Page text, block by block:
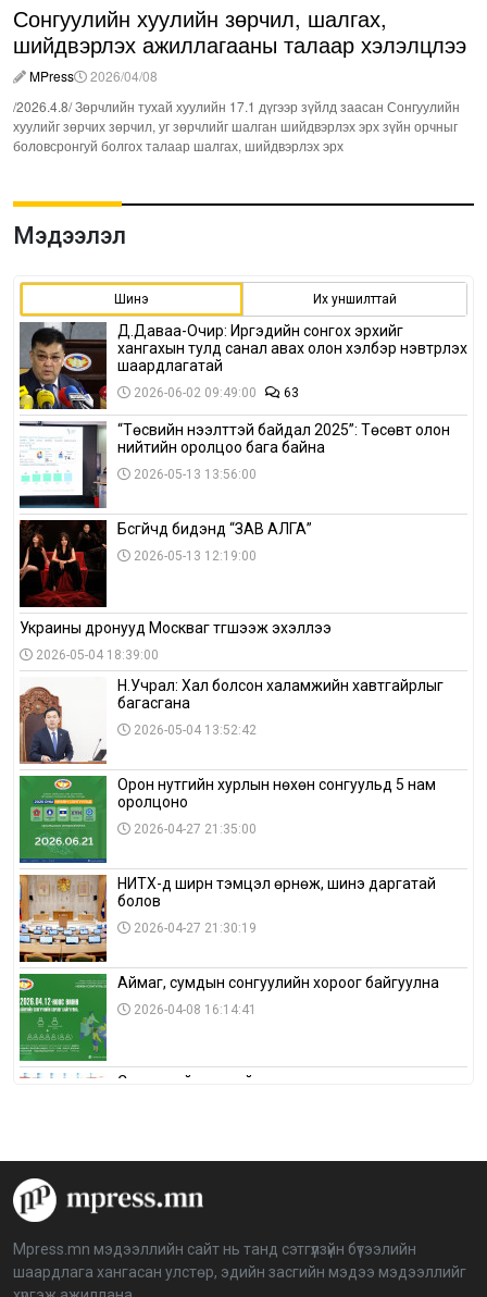
Сонгуулийн хуулийн зөрчил, шалгах,
шийдвэрлэх ажиллагааны талаар хэлэлцлээ
MPress
2026/04/08
/2026.4.8/ Зөрчлийн тухай хуулийн 17.1 дүгээр зүйлд заасан Сонгуулийн
хуулийг зөрчих зөрчил, уг зөрчлийг шалган шийдвэрлэх эрх зүйн орчныг
боловсронгуй болгох талаар шалгах, шийдвэрлэх эрх
Мэдээлэл
Шинэ Их уншилттай
Д.Даваа-Очир: Иргэдийн сонгох эрхийг
хангахын тулд санал авах олон хэлбэр нэвтрүүлэх
шаардлагатай
2026-06-02 09:49:00 63
“Төсвийн нээлттэй байдал 2025”: Төсөвт олон
нийтийн оролцоо бага байна
2026-05-13 13:56:00
Бүсгүйчүүд бидэнд “ЗАВ АЛГА”
2026-05-13 12:19:00
Украины дронууд Москваг түгшээж эхэллээ
2026-05-04 18:39:00
Н.Учрал: Хал болсон халамжийн хавтгайрлыг
багасгана
2026-05-04 13:52:42
Орон нутгийн хурлын нөхөн сонгуульд 5 нам
оролцоно
2026-04-27 21:35:00
НИТХ-д ширүүн тэмцэл өрнөж, шинэ даргатай
болов
2026-04-27 21:30:19
Аймаг, сумдын сонгуулийн хороог байгуулна
2026-04-08 16:14:41
Сонгуулийн хуулийн зөрчил, шалгах,
аймагт үргэлжилж байна
BTS-ийн тоглолтыг Netflix дэлхий даяар шууд
Mpress.mn мэдээллийн сайт нь танд сэтгүүлзүйн бүтээлийн
шаардлага хангасан улстөр, эдийн засгийн мэдээ мэдээллийг